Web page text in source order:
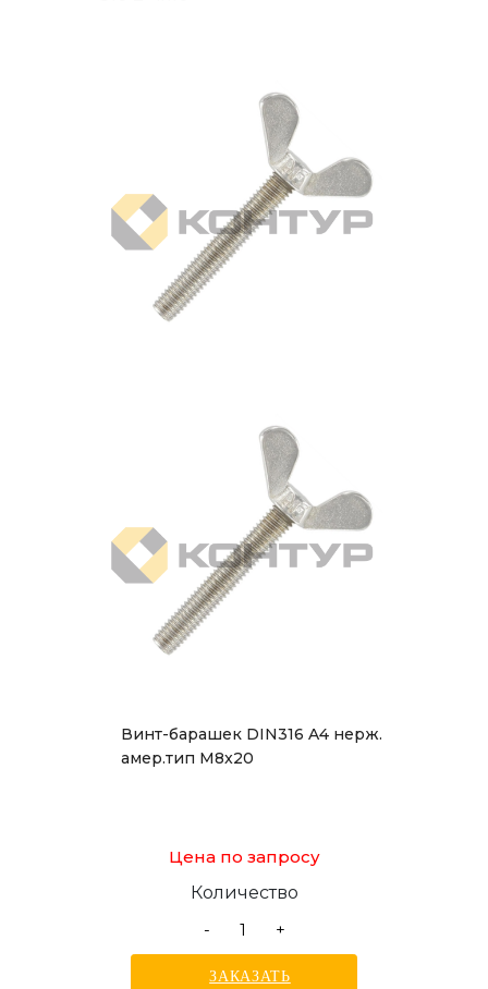
Винт-барашек DIN316 A4 нерж.
амер.тип М8x20
Цена по запросу
Количество
-
+
ЗАКАЗАТЬ